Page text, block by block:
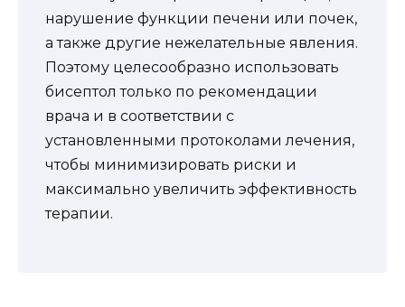
нарушение функции печени или почек,
а также другие нежелательные явления.
Поэтому целесообразно использовать
бисептол только по рекомендации
врача и в соответствии с
установленными протоколами лечения,
чтобы минимизировать риски и
максимально увеличить эффективность
терапии.